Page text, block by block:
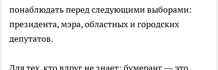
понаблюдать перед следующими выборами:
президента, мэра, областных и городских
депутатов.
Для тех, кто вдруг не знает: бумеранг — это